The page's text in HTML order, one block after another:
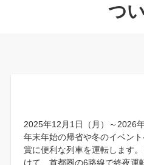
つ
2025年12月1日（月）～2026
年末年始の帰省や冬のイベン
賞に便利な列車を運転します
けて、首都圏の6路線で終夜運